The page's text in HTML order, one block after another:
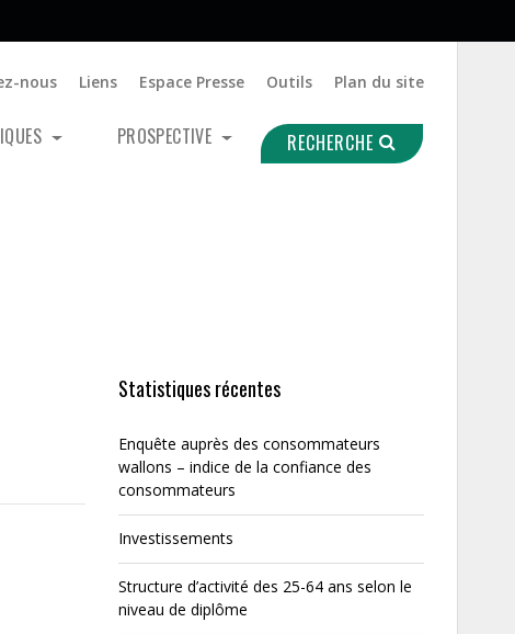
nous Liens Espace Presse Outils Plan du site
PROSPECTIVE RECHERCHE
Statistiques récentes
Enquête auprès des consommateurs
wallons – indice de la confiance des
consommateurs
Investissements
Structure d’activité des 25-64 ans selon le
niveau de diplôme